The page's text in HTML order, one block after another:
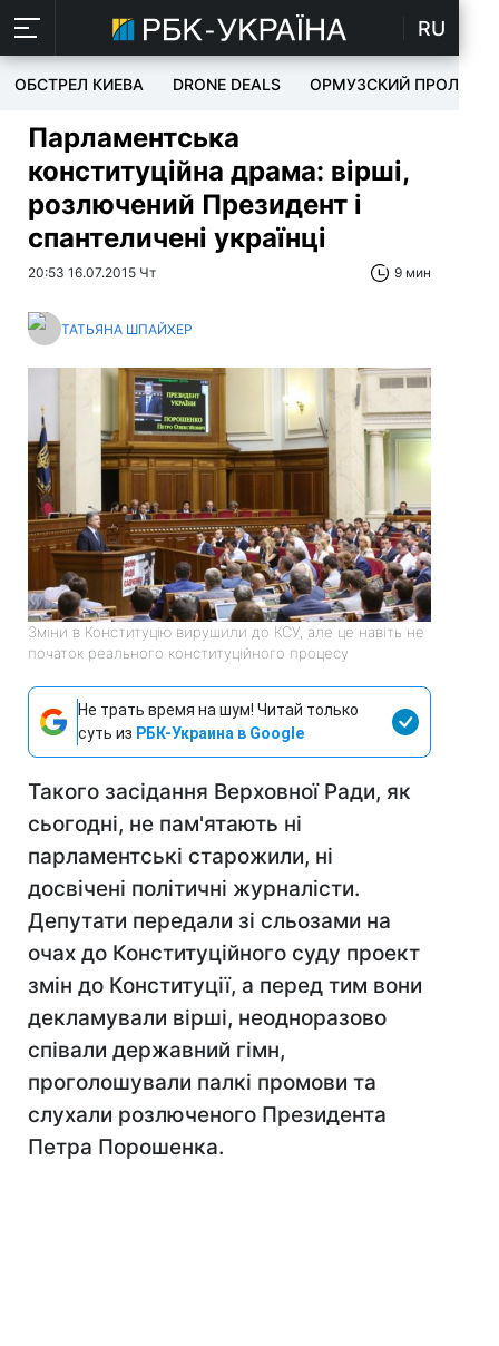
RU
ОБСТРЕЛ КИЕВА DRONE DEALS ОРМУЗСКИЙ ПРОЛИВ
Парламентська
конституційна драма: вірші,
розлючений Президент і
спантеличені українці
20:53 16.07.2015 Чт 9 мин
ТАТЬЯНА ШПАЙХЕР
Зміни в Конституцію вирушили до КСУ, але це навіть не
початок реального конституційного процесу
Не трать время на шум! Читай только
суть из РБК-Украина в Google
Такого засідання Верховної Ради, як
сьогодні, не пам'ятають ні
парламентські старожили, ні
досвічені політичні журналісти.
Депутати передали зі сльозами на
очах до Конституційного суду проект
змін до Конституції, а перед тим вони
декламували вірші, неодноразово
співали державний гімн,
проголошували палкі промови та
слухали розлюченого Президента
Петра Порошенка.